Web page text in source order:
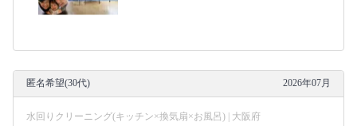
匿名希望(30代) 2026年07月
水回りクリーニング(キッチン×換気扇×お風呂) | 大阪府